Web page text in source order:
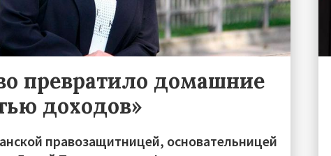
превратило домашние
доходов»
правозащитницей, основательницей